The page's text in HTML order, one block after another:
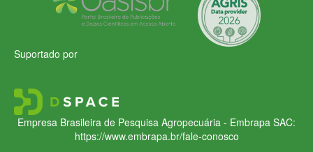
Suportado por
Empresa Brasileira de Pesquisa Agropecuária - Embrapa SAC:
https://www.embrapa.br/fale-conosco